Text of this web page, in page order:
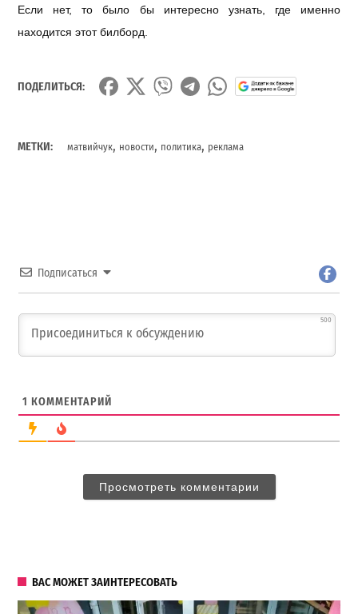
Если нет, то было бы интересно узнать, где именно
находится этот билборд.
ПОДЕЛИТЬСЯ:
МЕТКИ: матвийчук, новости, политика, реклама
Подписаться
500
1 КОММЕНТАРИЙ
Просмотреть комментарии
ВАС МОЖЕТ ЗАИНТЕРЕСОВАТЬ